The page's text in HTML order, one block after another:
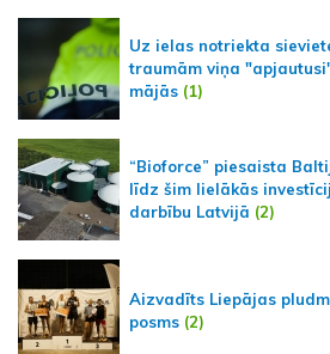
Uz ielas notriekta
traumām viņa
mājās (1)
“Bioforce” piesaista
līdz šim lielākās
darbību Latvijā (2)
Aizvadīts Liepājas
posms (2)